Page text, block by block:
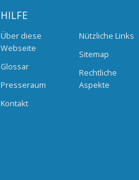
HILFE
Über diese
Webseite
Glossar
Presseraum
Kontakt
Nützliche Links
Sitemap
Rechtliche
Aspekte